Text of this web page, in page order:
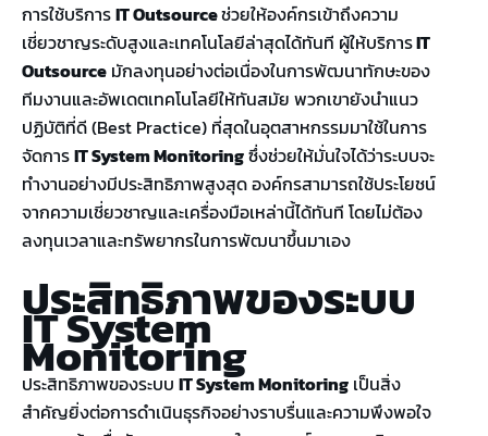
การใช้บริการIT Outsourceช่วยให้องค์กรเข้าถึงความ
เชี่ยวชาญระดับสูงและเทคโนโลยีล่าสุดได้ทันที ผู้ให้บริการIT
Outsource มักลงทุนอย่างต่อเนื่องในการพัฒนาทักษะของ
ทีมงานและอัพเดตเทคโนโลยีให้ทันสมัย พวกเขายังนำแนว
ปฏิบัติที่ดี (Best Practice) ที่สุดในอุตสาหกรรมมาใช้ในการ
จัดการIT System Monitoringซึ่งช่วยให้มั่นใจได้ว่าระบบจะ
ทำงานอย่างมีประสิทธิภาพสูงสุด องค์กรสามารถใช้ประโยชน์
จากความเชี่ยวชาญและเครื่องมือเหล่านี้ได้ทันที โดยไม่ต้อง
ลงทุนเวลาและทรัพยากรในการพัฒนาขึ้นมาเอง
ประสิทธิภาพของระบบ
IT System
Monitoring
ประสิทธิภาพของระบบ IT System Monitoring เป็นสิ่ง
สำคัญยิ่งต่อการดำเนินธุรกิจอย่างราบรื่นและความพึงพอใจ